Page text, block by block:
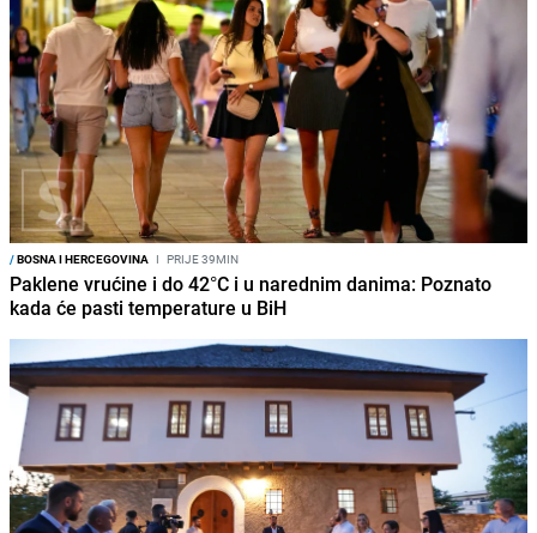
/BOSNA I HERCEGOVINA I PRIJE 39MIN
Paklene vrućine i do 42°C i u narednim danima: Poznato
kada će pasti temperature u BiH